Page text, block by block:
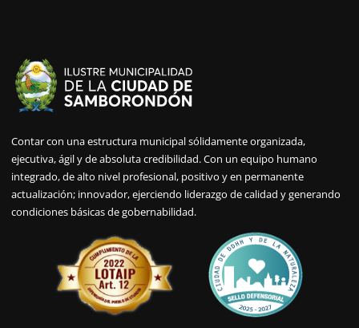
Contar con una estructura municipal sólidamente organizada,
ejecutiva, ágil y de absoluta credibilidad. Con un equipo humano
integrado, de alto nivel profesional, positivo y en permanente
actualización; innovador, ejerciendo liderazgo de calidad y generando
condiciones básicas de gobernabilidad.